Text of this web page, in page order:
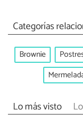
Categorías
Brownie
Lo más visto